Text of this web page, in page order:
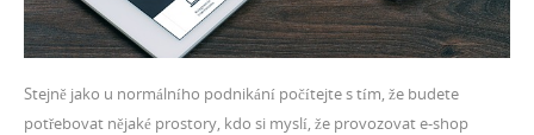
Stejně jako u normálního podnikání počítejte s tím, že budete
potřebovat nějaké prostory, kdo si myslí, že provozovat e-shop